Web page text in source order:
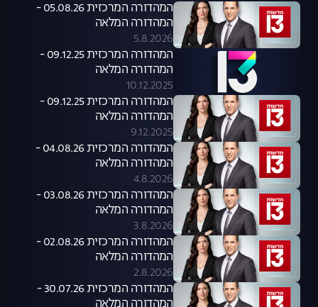
המהדורה המרכזית 05.08.26 -
המהדורה המלאה
5.8.2026
המהדורה המרכזית 09.12.25 -
המהדורה המלאה
10.12.2025
המהדורה המרכזית 09.12.25 -
המהדורה המלאה
9.12.2025
המהדורה המרכזית 04.08.26 -
המהדורה המלאה
4.8.2026
המהדורה המרכזית 03.08.26 -
המהדורה המלאה
3.8.2026
המהדורה המרכזית 02.08.26 -
המהדורה המלאה
2.8.2026
המהדורה המרכזית 30.07.26 -